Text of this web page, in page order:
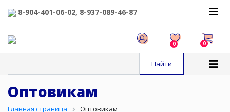
8-904-401-06-02, 8-937-089-46-87
0 0
Оптовикам
Главная страница Оптовикам